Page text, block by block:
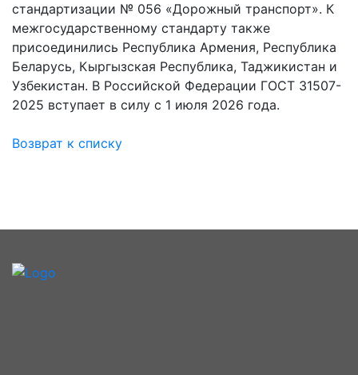
стандартизации № 056 «Дорожный транспорт». К
межгосударственному стандарту также
присоединились Республика Армения, Республика
Беларусь, Кыргызская Республика, Таджикистан и
Узбекистан. В Российской Федерации ГОСТ 31507-
2025 вступает в силу с 1 июля 2026 года.
Возврат к списку